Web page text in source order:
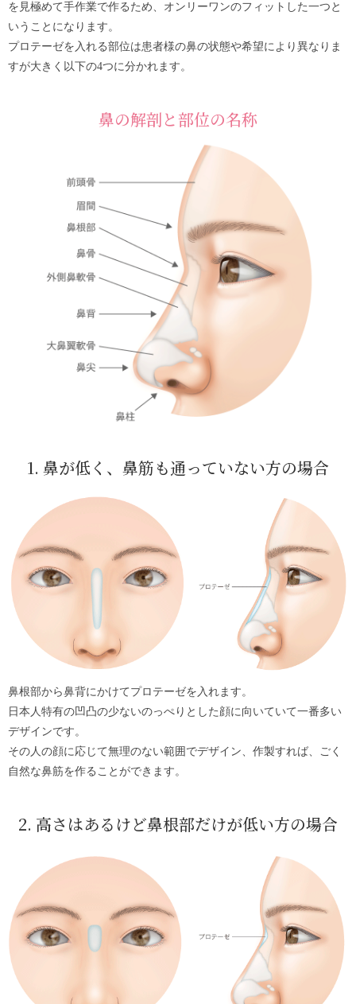
を見極めて手作業で作るため、オンリーワンのフィットした一つと
いうことになります。
プロテーゼを入れる部位は患者様の鼻の状態や希望により異なりま
すが大きく以下の4つに分かれます。
鼻の解剖と部位の名称
1. 鼻が低く、鼻筋も通っていない方の場合
鼻根部から鼻背にかけてプロテーゼを入れます。
日本人特有の凹凸の少ないのっぺりとした顔に向いていて一番多い
デザインです。
その人の顔に応じて無理のない範囲でデザイン、作製すれば、ごく
自然な鼻筋を作ることができます。
2. 高さはあるけど鼻根部だけが低い方の場合